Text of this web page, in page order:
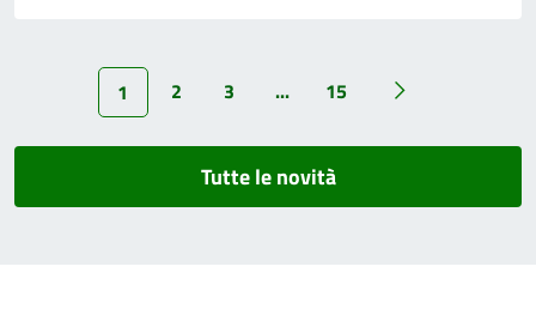
1 2 3 ... 15
Tutte le novità